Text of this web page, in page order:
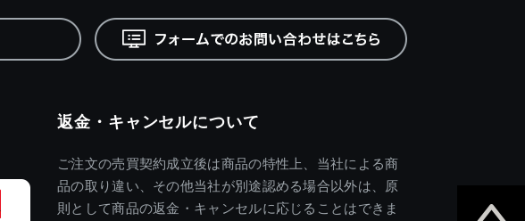
返金・キャンセルについて
ご注文の売買契約成立後は商品の特性上、当社による商
品の取り違い、その他当社が別途認める場合以外は、原
則として商品の返金・キャンセルに応じることはできま